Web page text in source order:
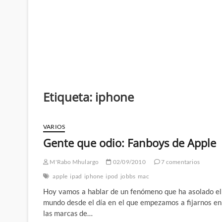
Etiqueta: iphone
VARIOS
Gente que odio: Fanboys de Apple
M'Rabo Mhulargo 02/09/2010
7 comentarios
apple ipad iphone ipod jobbs mac
Hoy vamos a hablar de un fenómeno que ha asolado el
mundo desde el día en el que empezamos a fijarnos en
las marcas de…